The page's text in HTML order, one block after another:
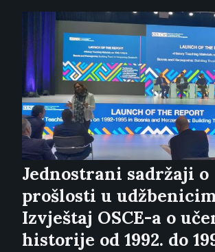
Jednostrani sadržaji o
prošlosti u
Izvještaj OSCE-a o
historije od 1992. do